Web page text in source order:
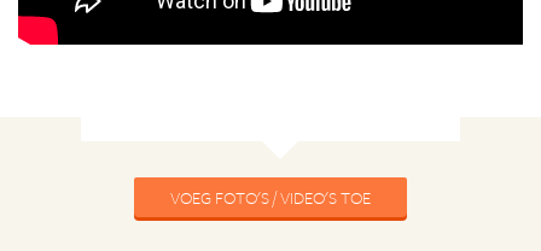
VOEG FOTO'S / VIDEO'S TOE